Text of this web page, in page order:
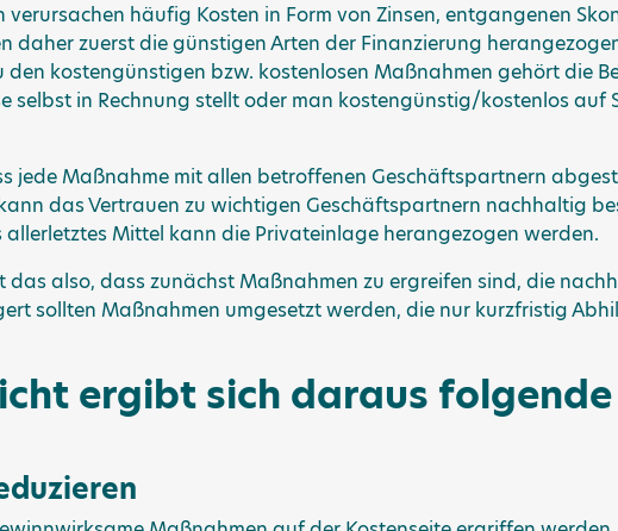
häufig Kosten in Form von Zinsen, entgangenen
daher zuerst die günstigen Arten der Finanzierung
den kostengünstigen bzw. kostenlosen Maßnahmen gehört die
selbst in Rechnung stellt oder man kostengünstig/kostenlos auf
jede Maßnahme mit allen betroffenen Geschäftspartnern
das Vertrauen zu wichtigen Geschäftspartnern nachhaltig
allerletztes Mittel kann die Privateinlage herangezogen werden.
das also, dass zunächst Maßnahmen zu ergreifen sind, die
sollten Maßnahmen umgesetzt werden, die nur kurzfristig
ergibt sich daraus folgende